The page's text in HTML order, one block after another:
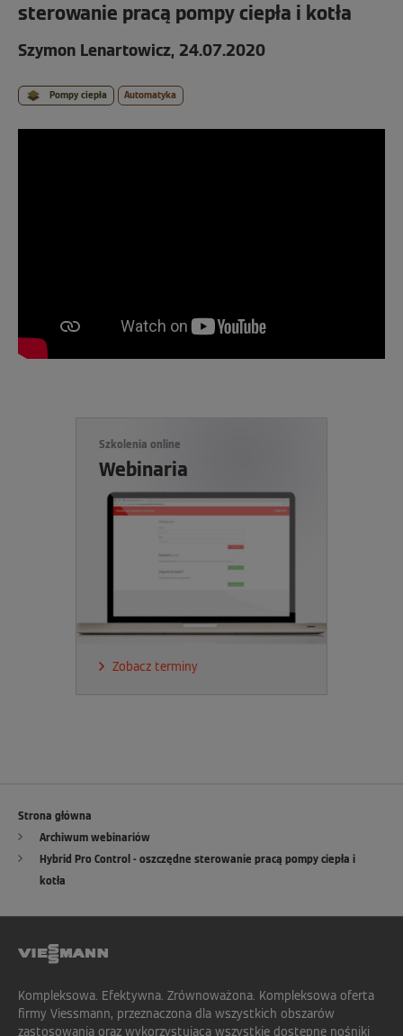
sterowanie pracą pompy ciepła i kotła
Szymon Lenartowicz, 24.07.2020
Pompy ciepła Automatyka
Szkolenia online
Webinaria
Zobacz terminy
Strona główna
Archiwum webinariów
Hybrid Pro Control - oszczędne sterowanie pracą pompy ciepła i
kotła
Kompleksowa. Efektywna. Zrównoważona. Kompleksowa oferta
firmy Viessmann, przeznaczona dla wszystkich obszarów
zastosowania oraz wykorzystująca wszystkie dostępne nośniki